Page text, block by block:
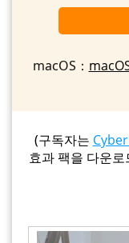
macOS：
(구독자는
효과 팩을 다운